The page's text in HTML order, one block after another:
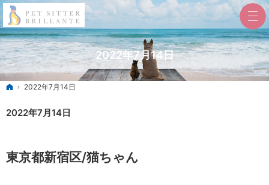
2022年7月14日
ホーム
2022年7月14日
2022年7月14日
東京都新宿区/猫ちゃん